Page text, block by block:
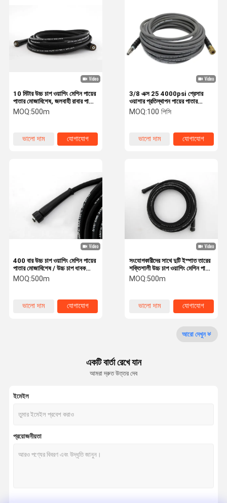
পণ্য আমাদের সম্পর্কে
কারখানা ভ্রমণ মান নিয়ন্ত্রণ যোগাযোগ করুন খবর
এলপিজি গ্যাস পায়ের পাতার মোজাবিশেষ
টুইন ওয়েল্ডিং পায়ের পাতার মোজাবিশেষ
জ্বালানী বিতরণ পায়ের পাতার মোজাবিশেষ
রাবার জ্বালানী পায়ের পাতার মোজাবিশেষ
উচ্চ চাপ জলবাহী পায়ের পাতার মোজাবিশেষ
3/8 এক্স 25 4000psi প্রেসার
ওয়াশার প্রতিস্থাপন পায়ের পাতার
মোজাবিশেষ
MOQ:100 পিসি
ভালো দাম যোগাযোগ
10 মিটার উচ্চ চাপ ওয়াশিং মেশিন পায়ের
পাতার মোজাবিশেষ, জলবাহী রাবার পায়ের
পাতার মোজাবিশেষ
MOQ:500m
ভালো দাম যোগাযোগ
সংযোগকারীদের সাথে দুটি ইস্পাত তারের
শক্তিশালী উচ্চ চাপ ওয়াশিং মেশিন পায়ের
পাতার মোজাবিশেষ
MOQ:500m
ভালো দাম যোগাযোগ
400 বার উচ্চ চাপ ওয়াশিং মেশিন পায়ের
পাতার মোজাবিশেষ / উচ্চ চাপ ধাবক
পায়ের পাতার মোজাবিশেষ
MOQ:500m
ভালো দাম যোগাযোগ
আরো দেখুন
একটি বার্তা রেখে যান
আমরা দ্রুত উত্তর দেব
ইমেইল
প্রয়োজনীয়তা